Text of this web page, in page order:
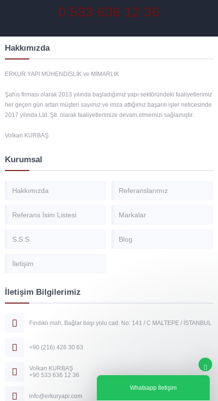
Whatsapp İletişim
0 533 636 12 36
Hakkımızda
ERKUR YAPI MÜHENDİSLİK ve MİMARLIK
Şahıs firması olarak 2013 yılında başladığımız yapı sektöründeki faaliyetlerimiz
her geçen gün artan müşteri sayımız ve imza attığımız başarılı işler neticesinde
2017 yılında Ltd. Şti. olarak faaliyetlerimize devam etmemizi sağlamıştır.
Volkan KURBAŞ
Kurumsal
Hakkımızda Referanslarımız
Referans İsim Listesi Markalar
S.S.S. Blog
İletişim
İletişim Bilgilerimiz
Fındıklı mah. Bağlar başı yolu cad. No: 141 / C MALTEPE / İSTANBUL
+90 (216) 426 30 63
Volkan KURBAŞ
+90 533 636 12 36
info@erkuryapi.com